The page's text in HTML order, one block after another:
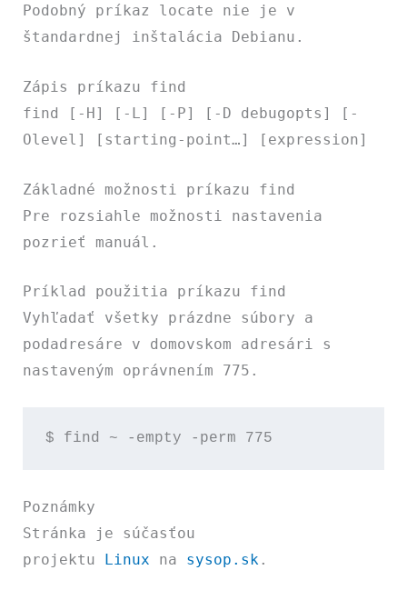
Podobný príkaz locate nie je v
štandardnej inštalácia Debianu.
Zápis príkazu find
find [-H] [-L] [-P] [-D debugopts] [-
Olevel] [starting-point…] [expression]
Základné možnosti príkazu find
Pre rozsiahle možnosti nastavenia
pozrieť manuál.
Príklad použitia príkazu find
Vyhľadať všetky prázdne súbory a
podadresáre v domovskom adresári s
nastaveným oprávnením 775.
$ find ~ -empty -perm 775
Poznámky
Stránka je súčasťou
projektu Linux na sysop.sk .